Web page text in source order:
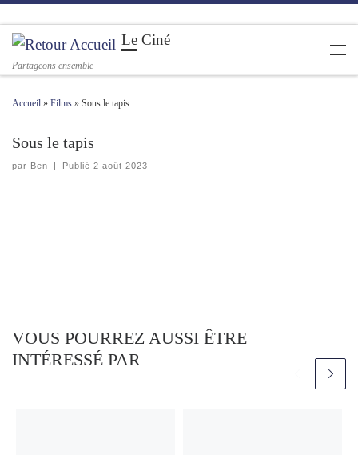
Passer au contenu
Le Ciné
Partageons ensemble
Accueil » Films » Sous le tapis
Sous le tapis
par Ben | Publié 2 août 2023
VOUS POURREZ AUSSI ÊTRE
INTÉRESSÉ PAR